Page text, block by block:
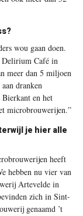
wou gaan doen.
Delirium Café in
meer dan 5 miljoen
dranken
en het
microbrouwerijen.”
je hier alle
heeft
hebben nu vier van
Artevelde in
zich in Sint-
genaamd ’t